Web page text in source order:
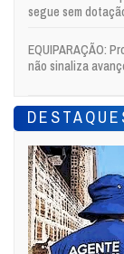
segue sem
EQUIPARAÇÃO:
não sinaliza